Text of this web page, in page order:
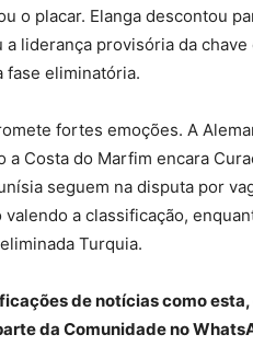
o placar. Elanga descontou
a liderança provisória da
fase eliminatória.
fortes emoções. A
a Costa do Marfim encara
seguem na disputa por
a classificação,
Turquia.
de notícias como
da Comunidade no